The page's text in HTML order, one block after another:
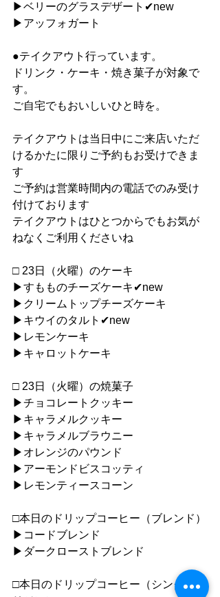
▶︎ベリーのグラスデザート✔︎new
▶︎アッフォガート
●テイクアウト行っています。
ドリンク・ケーキ・焼き菓子が対象で
す。
ご自宅でもおいしいひと時を。
テイクアウトは当日中にご来店いただ
けるかたに限りご予約もお受けできま
す
ご予約は営業時間内の電話でのみ受け
付けております
テイクアウトはひとつからでもお気が
ねなくご利用くださいね
□ 23日（火曜）のケーキ
▶︎すもものチーズケーキ✔︎new
▶︎クリームトップチーズケーキ
▶︎キウイのタルト✔︎new
▶︎レモンケーキ
▶︎キャロットケーキ
□ 23日（火曜）の焼菓子
▶︎チョコレートクッキー
▶︎キャラメルクッキー
▶︎キャラメルブラウニー
▶︎オレンジのパウンド
▶︎アーモンドビスコッティ
▶︎レモンティースコーン
□本日のドリップコーヒー（ブレンド）
▶︎コードブレンド
▶︎ダークローストブレンド
□本日のドリップコーヒー（シングルオ